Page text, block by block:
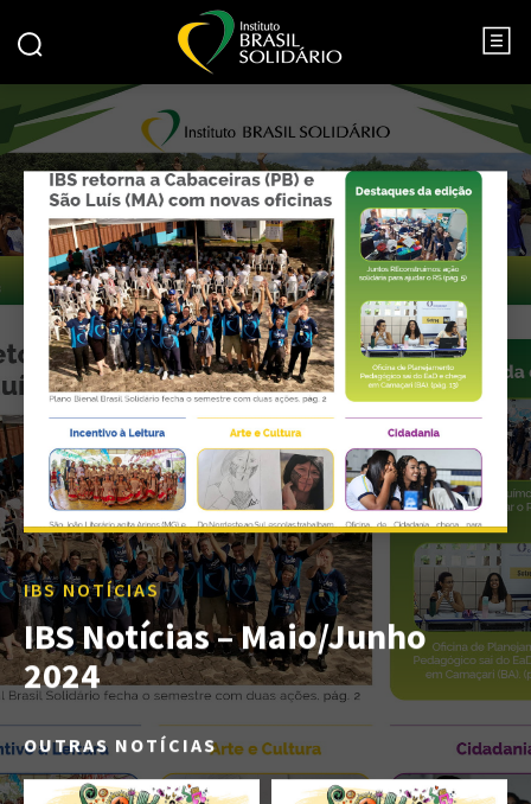
IBS NOTÍCIAS
IBS Notícias – Maio/Junho
2024
OUTRAS NOTÍCIAS